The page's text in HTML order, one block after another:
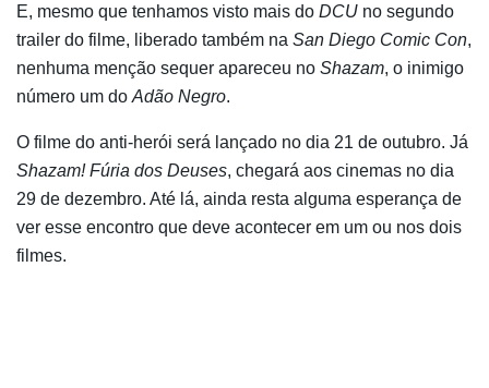
E, mesmo que tenhamos visto mais do DCU no segundo
trailer do filme, liberado também na San Diego Comic Con,
nenhuma menção sequer apareceu no Shazam, o inimigo
número um do Adão Negro.
O filme do anti-herói será lançado no dia 21 de outubro. Já
Shazam! Fúria dos Deuses, chegará aos cinemas no dia
29 de dezembro. Até lá, ainda resta alguma esperança de
ver esse encontro que deve acontecer em um ou nos dois
filmes.